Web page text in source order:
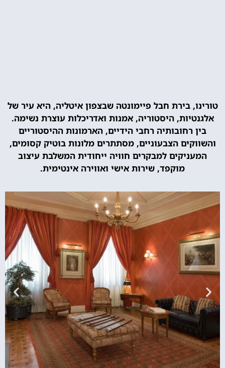
טורינו, בירת חבל פיימונטה שבצפון איטליה, היא עיר של
אלגנטיות, היסטוריה, אמנות ואדריכלות עוצרת נשימה.
בין רחובותיה רחבי הידיים, הארמונות ההיסטוריים
והשווקים הצבעוניים, מסתתרים מלונות בוטיק קסומים,
המעניקים למבקרים חוויה ייחודית המשלבת עיצוב
מוקפד, שירות אישי ואווירה אינטימית.